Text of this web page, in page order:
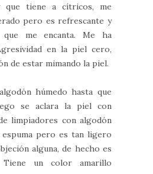
que tiene a cítricos, me
pero es refrescante y
me encanta. Me ha
en la piel cero,
de estar mimando la piel.
húmedo hasta que
se aclara la piel con
limpiadores con algodón
pero es tan ligero
alguna, de hecho es
Tiene un color amarillo